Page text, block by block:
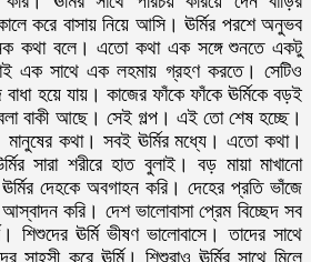
করে বাসায় নিয়ে আসি। ঊর্মির পরশে অনুভব
কথা বলে। এতো কথা এক সঙ্গে শুনতে একটু
এক সাথে এক লহমায় গ্রহণ করতে। সেটিও
হয়ে যায়। কাজের ফাঁকে ফাঁকে ঊর্মিকে বড়ই
বাকী আছে। সেই গল্প। এই তো শেষ হচ্ছে।
কথা। সবই ঊর্মির মধ্যে। এতো কথা।
সারা শরীরে হাত বুলাই। বড় মায়া মাখানো
ঊর্মির দেহকে অবগাহন করি। দেহের প্রতি ভাঁজে
করি। দেশ ভালোবাসা প্রেম বিচ্ছেদ সব
ঊর্মি ভীষণ ভালোবাসে। তাদের সাথে